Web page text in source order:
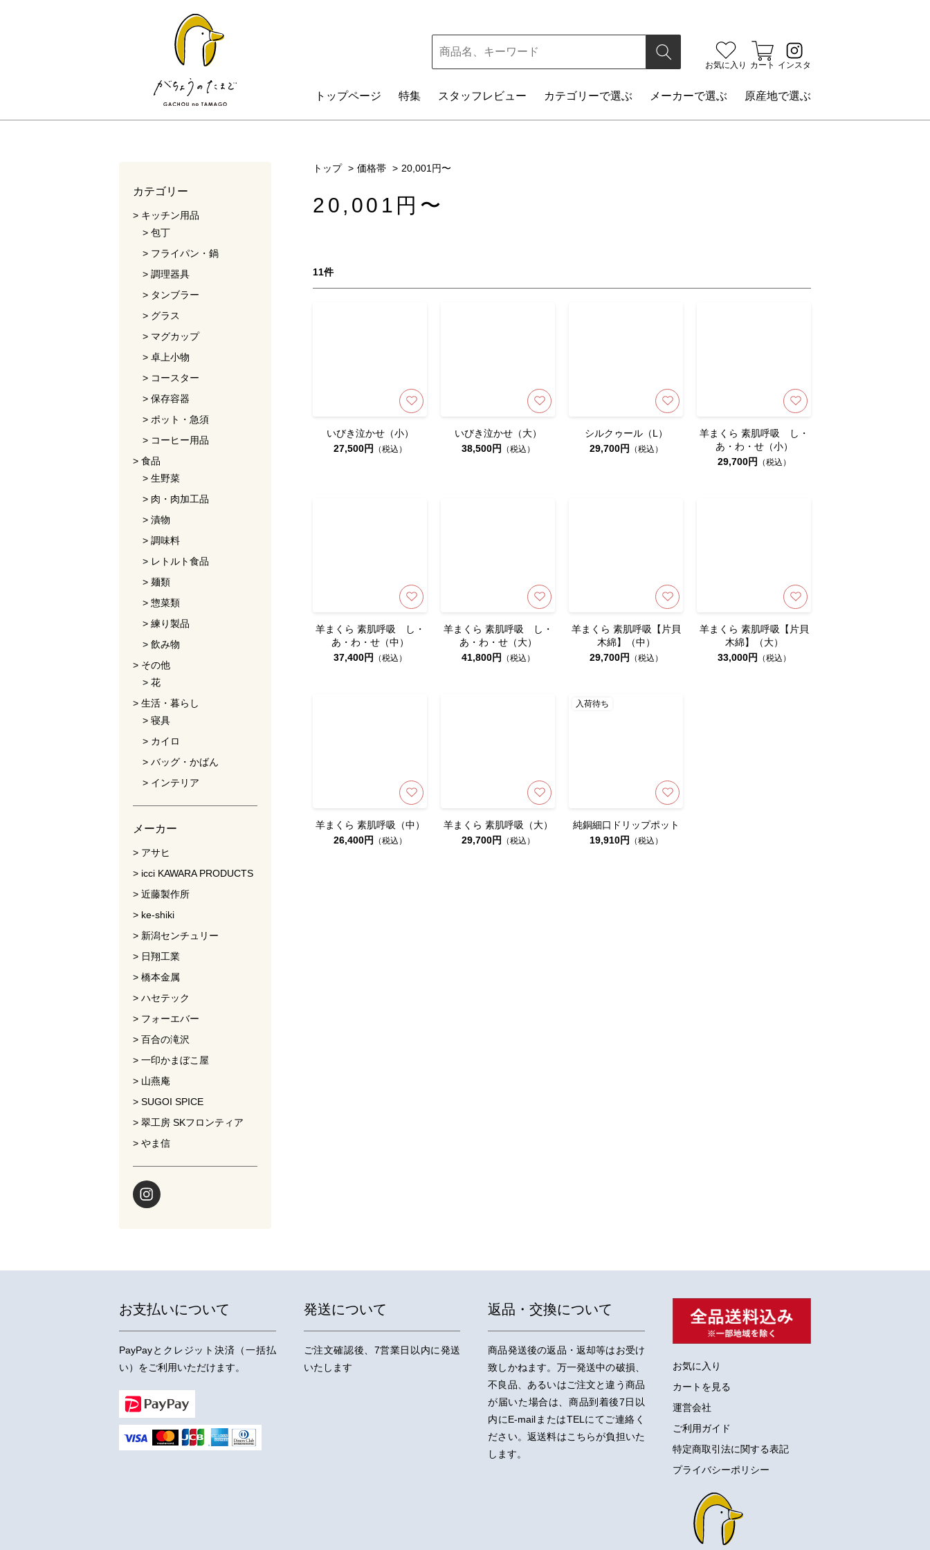
検索
お気に入り カート インスタ
トップページ 特集 スタッフレビュー カテゴリーで選ぶ メーカーで選ぶ 原産地で選ぶ
トップ 価格帯 20,001円〜
20,001円〜
11件
いびき泣かせ（小）
27,500円 （税込）
いびき泣かせ（大）
38,500円 （税込）
シルクゥール（L）
29,700円 （税込）
羊まくら 素肌呼吸 し・
あ・わ・せ（小）
29,700円 （税込）
羊まくら 素肌呼吸 し・
あ・わ・せ（中）
37,400円 （税込）
羊まくら 素肌呼吸 し・
あ・わ・せ（大）
41,800円 （税込）
羊まくら 素肌呼吸【片貝
木綿】（中）
29,700円 （税込）
羊まくら 素肌呼吸【片貝
木綿】（大）
33,000円 （税込）
羊まくら 素肌呼吸（中）
26,400円 （税込）
羊まくら 素肌呼吸（大）
29,700円 （税込）
入荷待ち
純銅細口ドリップポット
19,910円 （税込）
カテゴリー
キッチン用品
包丁
フライパン・鍋
調理器具
タンブラー
グラス
マグカップ
卓上小物
コースター
保存容器
ポット・急須
コーヒー用品
食品
生野菜
肉・肉加工品
漬物
調味料
レトルト食品
麺類
惣菜類
練り製品
飲み物
その他
花
生活・暮らし
寝具
カイロ
バッグ・かばん
インテリア
メーカー
アサヒ
icci KAWARA PRODUCTS
近藤製作所
ke-shiki
新潟センチュリー
日翔工業
橋本金属
ハセテック
フォーエバー
百合の滝沢
一印かまぼこ屋
山燕庵
SUGOI SPICE
翠工房 SKフロンティア
やま信
お支払いについて
PayPayとクレジット決済（一括払
い）をご利用いただけます。
発送について
ご注文確認後、7営業日以内に発送
いたします
返品・交換について
商品発送後の返品・返却等はお受け
致しかねます。万一発送中の破損、
不良品、あるいはご注文と違う商品
が届いた場合は、商品到着後7日以
内にE-mailまたはTELにてご連絡く
ださい。返送料はこちらが負担いた
します。
お気に入り
カートを見る
運営会社
ご利用ガイド
特定商取引法に関する表記
プライバシーポリシー